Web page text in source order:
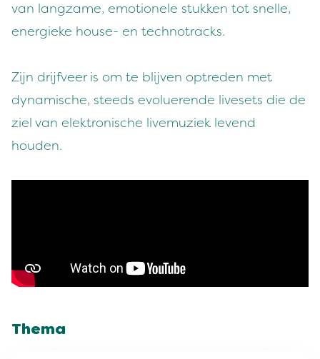
van langzame, emotionele stukken tot snelle,
energieke house- en technotracks.
Zijn drijfveer is om te blijven optreden met
dynamische, steeds evoluerende livesets die de
ziel van elektronische livemuziek levend
houden.
Thema